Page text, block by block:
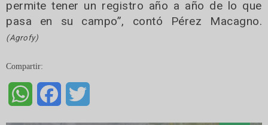
permite tener un registro año a año de lo que
pasa en su campo”, contó Pérez Macagno.
(Agrofy)
Compartir:
WhatsAppFacebook